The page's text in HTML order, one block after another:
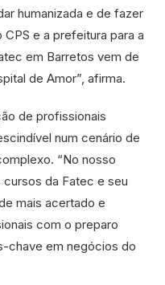
humanizada e de fazer
e a prefeitura para a
em Barretos vem de
de Amor”, afirma.
de profissionais
num cenário de
“No nosso
da Fatec e seu
mais acertado e
com o preparo
chave em negócios do